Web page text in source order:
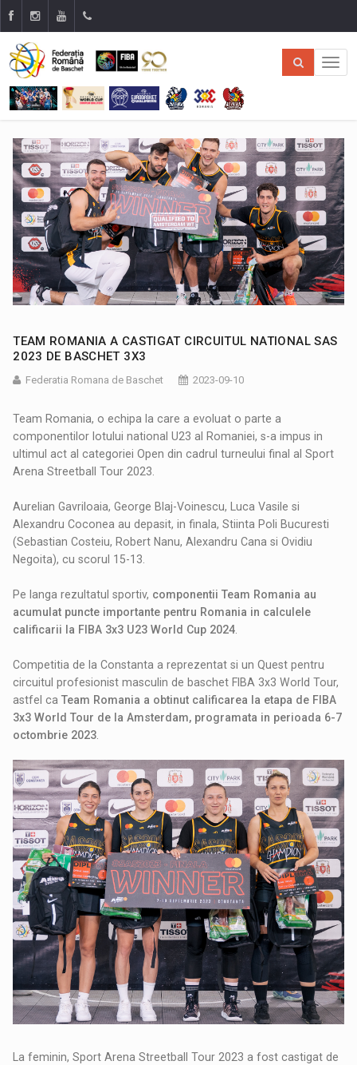
TEAM ROMANIA A CASTIGAT CIRCUITUL NATIONAL SAS
2023 DE BASCHET 3X3
Federatia Romana de Baschet 2023-09-10
Team Romania, o echipa la care a evoluat o parte a
componentilor lotului national U23 al Romaniei, s-a impus in
ultimul act al categoriei Open din cadrul turneului final al Sport
Arena Streetball Tour 2023.
Aurelian Gavriloaia, George Blaj-Voinescu, Luca Vasile si
Alexandru Coconea au depasit, in finala, Stiinta Poli Bucuresti
(Sebastian Costeiu, Robert Nanu, Alexandru Cana si Ovidiu
Negoita), cu scorul 15-13.
Pe langa rezultatul sportiv, componentii Team Romania au
acumulat puncte importante pentru Romania in calculele
calificarii la FIBA 3x3 U23 World Cup 2024
Competitia de la Constanta a reprezentat si un Quest pentru
circuitul profesionist masculin de baschet FIBA 3x3 World Tour,
astfel caTeam Romania a obtinut calificarea la etapa de FIBA
3x3 World Tour de la Amsterdam, programata in perioada 6-7
octombrie 2023
La feminin, Sport Arena Streetball Tour 2023 a fost castigat de